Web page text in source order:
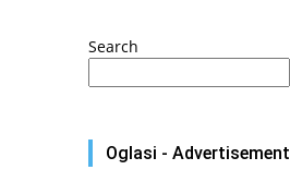
Search
Oglasi - Advertisement